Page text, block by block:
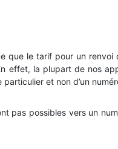
le tarif pour un renvoi
effet, la plupart de nos
et non d’un
pas possibles vers un